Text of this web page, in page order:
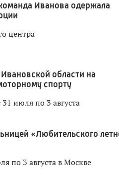
Иванова одержала
центра
области на
спорту
июля по 3 августа
«Любительского
по 3 августа в Москве